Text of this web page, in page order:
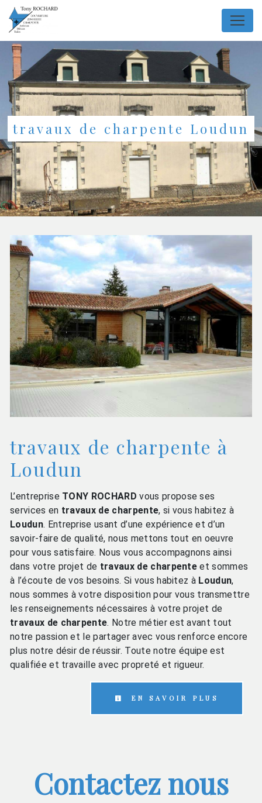
Panneau de gestion des cookies
travaux de charpente Loudun
travaux de charpente à
Loudun
L’entreprise TONY ROCHARD vous propose ses
services en travaux de charpente, si vous habitez à
Loudun. Entreprise usant d’une expérience et d’un
savoir-faire de qualité, nous mettons tout en oeuvre
pour vous satisfaire. Nous vous accompagnons ainsi
dans votre projet de travaux de charpente et sommes
à l’écoute de vos besoins. Si vous habitez à Loudun,
nous sommes à votre disposition pour vous transmettre
les renseignements nécessaires à votre projet de
travaux de charpente. Notre métier est avant tout
notre passion et le partager avec vous renforce encore
plus notre désir de réussir. Toute notre équipe est
qualifiée et travaille avec propreté et rigueur.
EN SAVOIR PLUS
Contactez nous